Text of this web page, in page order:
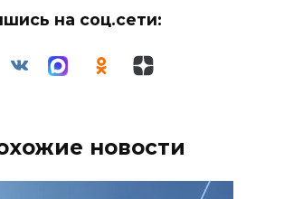
на соц.сети:
новости